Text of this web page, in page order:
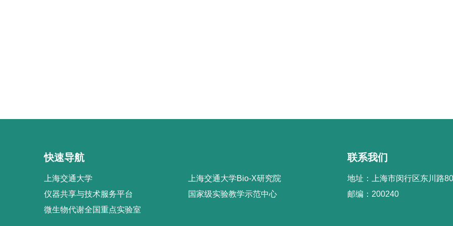
快速导航
上海交通大学
上海交通大学Bio-X研究院
仪器共享与技术服务平台
国家级实验教学示范中心
微生物代谢全国重点实验室
联系我们
地址：上海市闵行区东川路
邮编：200240